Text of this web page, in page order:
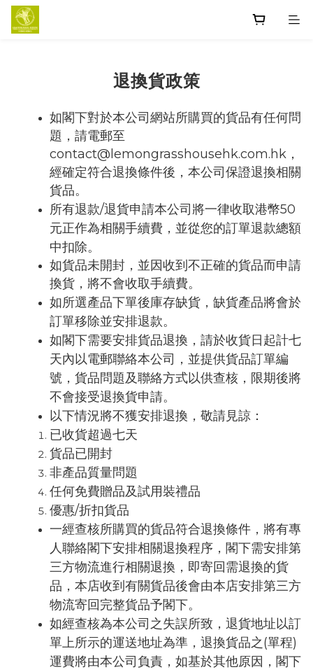
退換貨政策
如閣下對於本公司網站所購買的貨品有任何問
題，請電郵至
contact@lemongrasshousehk.com.hk，
經確定符合退換條件後，本公司保證退換相關
貨品。
所有退款/退貨申請本公司將一律收取港幣50
元正作為相關手續費，並從您的訂單退款總額
中扣除。
如貨品未開封 ，並因收到不正確的貨品而申請
換貨 ， 將不會收取手續費。
如所選產品下單後庫存缺貨，缺貨產品將會於
訂單移除並安排退款。
如閣下需要安排貨品退換，請於收貨日起計七
天內以電郵聯絡本公司，並提供貨品訂單編
號，貨品問題及聯絡方式以供查核 ，限期後將
不會接受退換貨申請。
以下情況將不獲安排退換，敬請見諒：
已收貨超過七天
貨品已開封
非產品質量問題
任何免費贈品及試用裝禮品
優惠/折扣貨品
一經查核所購買的貨品符合退換條件，將有專
人聯絡閣下安排相關退換程序，閣下需安排第
三方物流進行相關退換，即寄回需退換的貨
品， 本店收到有關貨品後會由本店安排第三方
物流寄回完整貨品予閣下。
如經查核為本公司之失誤所致，退貨地址以訂
單上所示的運送地址為準，退換貨品之(單程)
運費將由本公司負責，如基於其他原因，閣下